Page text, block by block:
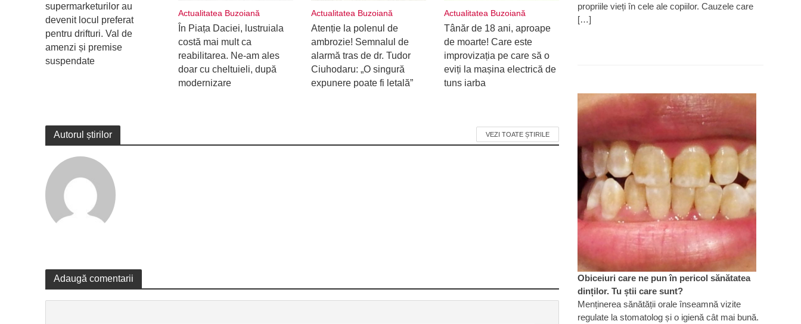
supermarketurilor au
devenit locul preferat
pentru drifturi. Val de
amenzi și premise
suspendate
Actualitatea Buzoiană
În Piața Daciei, lustruiala
costă mai mult ca
reabilitarea. Ne-am ales
doar cu cheltuieli, după
modernizare
Actualitatea Buzoiană
Atenție la polenul de
ambrozie! Semnalul de
alarmă tras de dr. Tudor
Ciuhodaru: „O singură
expunere poate fi letală”
Actualitatea Buzoiană
Tânăr de 18 ani, aproape
de moarte! Care este
improvizația pe care să o
eviți la mașina electrică de
tuns iarba
Autorul știrilor VEZI TOATE ȘTIRILE
Adaugă comentarii
propriile vieți în cele ale copiilor. Cauzele care
[…]
Obiceiuri care ne pun în pericol sănătatea
dinților. Tu știi care sunt?
Menținerea sănătății orale înseamnă vizite
regulate la stomatolog și o igienă cât mai bună.